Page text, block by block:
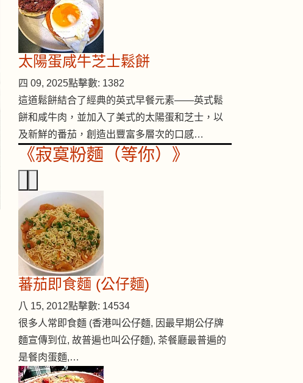
太陽蛋咸牛芝士鬆餅
四 09, 2025點擊數: 1382
這道鬆餅結合了經典的英式早餐元素——英式鬆
餅和咸牛肉，並加入了美式的太陽蛋和芝士，以
及新鮮的番茄，創造出豐富多層次的口感…
《寂寞粉麵（等你）》
蕃茄即食麵 (公仔麵)
八 15, 2012點擊數: 14534
很多人常即食麵 (香港叫公仔麵, 因最早期公仔牌
麵宣傳到位, 故普遍也叫公仔麵), 茶餐廳最普遍的
是餐肉蛋麵,…